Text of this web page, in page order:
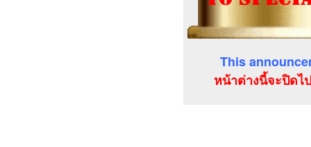
This
หน้าต่างนี้จะปิดไ